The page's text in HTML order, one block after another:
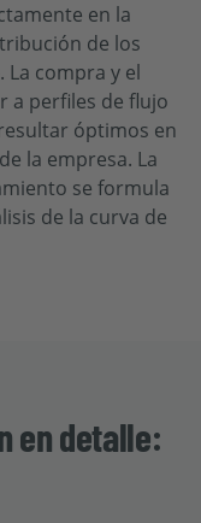
en la
de los
La compra y el
a perfiles de flujo
óptimos en
la empresa. La
se formula
de la curva de
en detalle: